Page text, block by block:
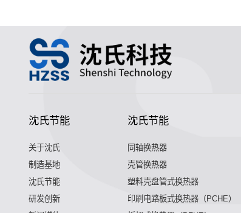
沈氏节能
关于沈氏
制造基地
沈氏节能
研发创新
沈氏节能
同轴换热器
壳管换热器
塑料壳盘管式换热器
印刷电路板式换热器（PCHE）